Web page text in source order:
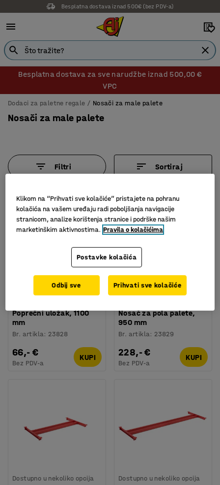
Besplatna dostava iznad 500€ (bez PDV-a)
Besplatna dostava za sve narudžbe iznad 500,00 €
VPC
Dodaci za paletne regale Nosači za male palete
Nosači za male palete
Filtri Sortiraj
Poprečni uložak, 1100
mm
Br. artikla: 23828
66,- €
Bez PDV-a
KUPI
Nosač za pola palete,
950 mm
Br. artikla: 23829
228,- €
Bez PDV-a
KUPI
Dostupno u nekoliko opcija Dostupno u nekoliko opcija
Klikom na “Prihvati sve kolačiće” pristajete na pohranu
kolačića na vašem uređaju radi poboljšanja navigacije
stranicom, analize korištenja stranice i podrške našim
marketinškim aktivnostima. Pravila o kolačićima
Postavke kolačića
Odbij sve Prihvati sve kolačiće